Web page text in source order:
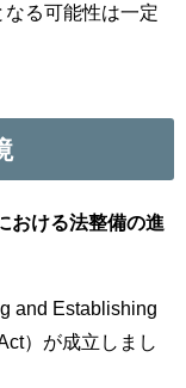
る可能性は一定
おける法整備の進
and Establishing
）が成立しまし